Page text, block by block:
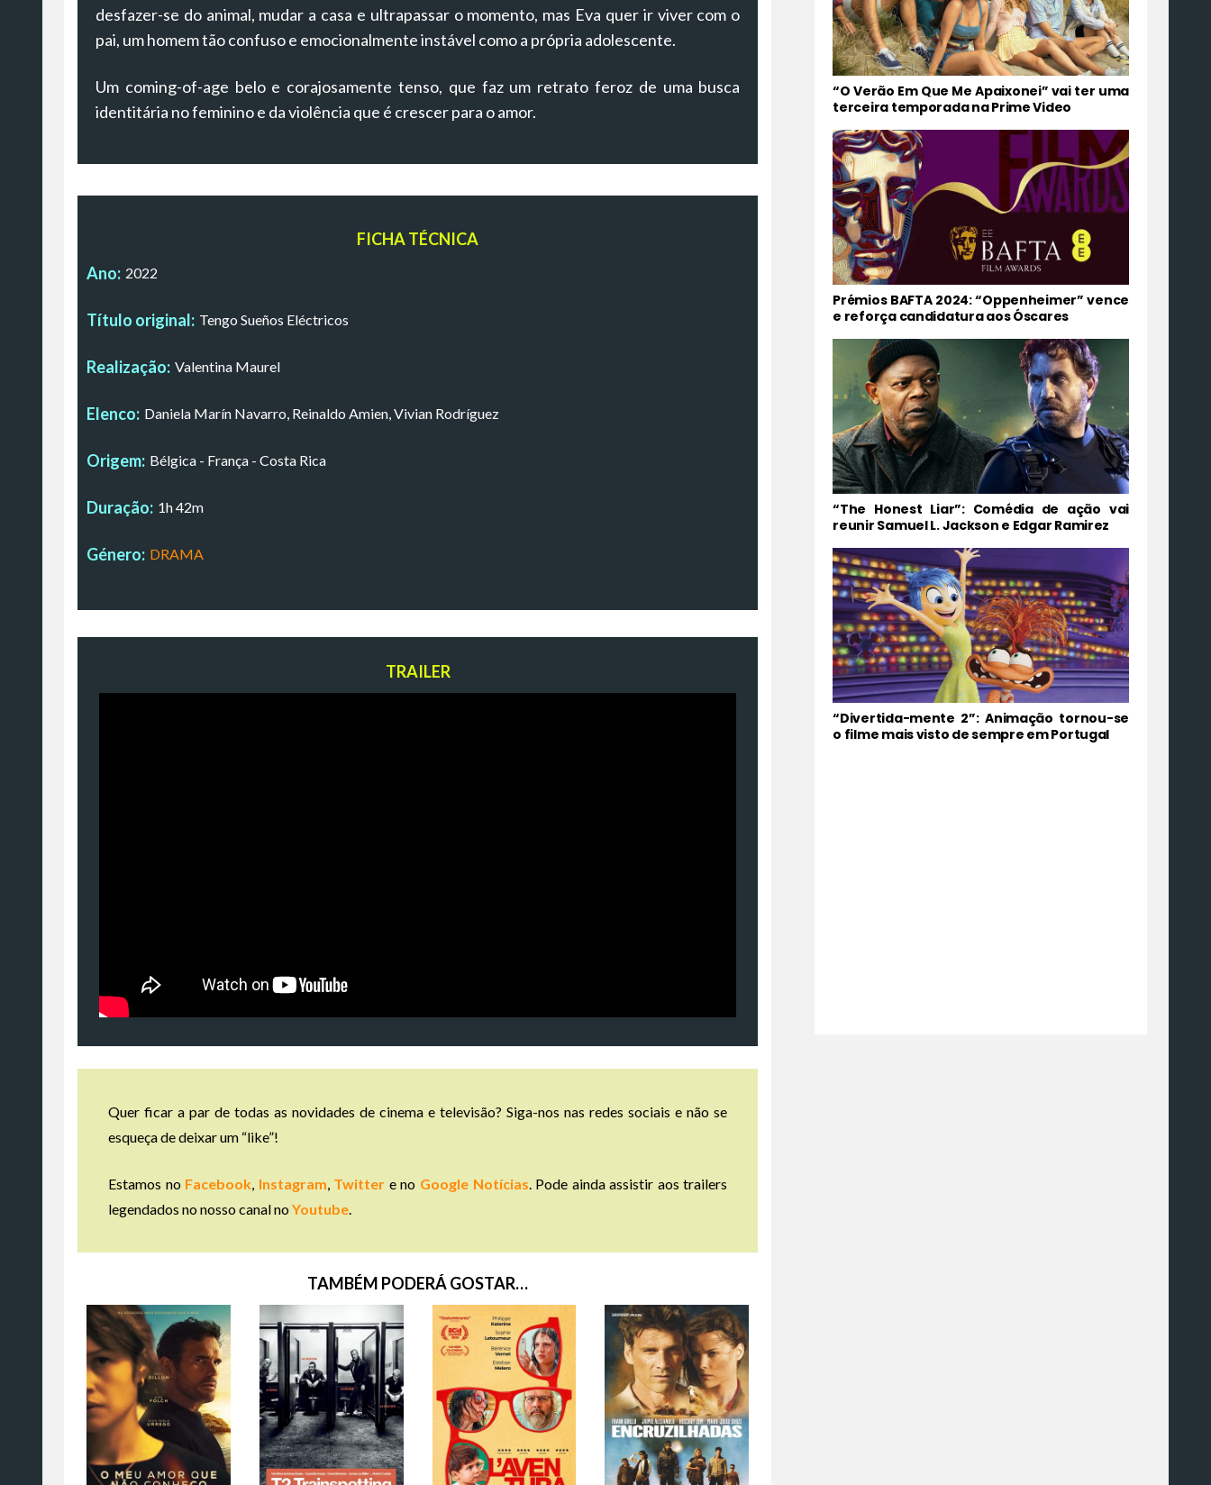
desfazer-se do animal, mudar a casa e ultrapassar o momento, mas Eva quer ir viver com o
pai, um homem tão confuso e emocionalmente instável como a própria adolescente.
Um coming-of-age belo e corajosamente tenso, que faz um retrato feroz de uma busca
identitária no feminino e da violência que é crescer para o amor.
FICHA TÉCNICA
Ano: 2022
Título original: Tengo Sueños Eléctricos
Realização: Valentina Maurel
Elenco: Daniela Marín Navarro, Reinaldo Amien, Vivian Rodríguez
Origem: Bélgica - França - Costa Rica
Duração: 1h 42m
Género: DRAMA
TRAILER
Quer ficar a par de todas as novidades de cinema e televisão? Siga-nos nas redes sociais e não se
esqueça de deixar um “like”!
Estamos no Facebook, Instagram, Twitter e no Google Notícias. Pode ainda assistir aos trailers
legendados no nosso canal noYoutube.
TAMBÉM PODERÁ GOSTAR…
“O Verão Em Que Me Apaixonei” vai ter uma
terceira temporada na Prime Video
Prémios BAFTA 2024: “Oppenheimer” vence
e reforça candidatura aos Óscares
“The Honest Liar”: Comédia de ação vai
reunir Samuel L. Jackson e Edgar Ramirez
“Divertida-mente 2”: Animação tornou-se
o filme mais visto de sempre em Portugal